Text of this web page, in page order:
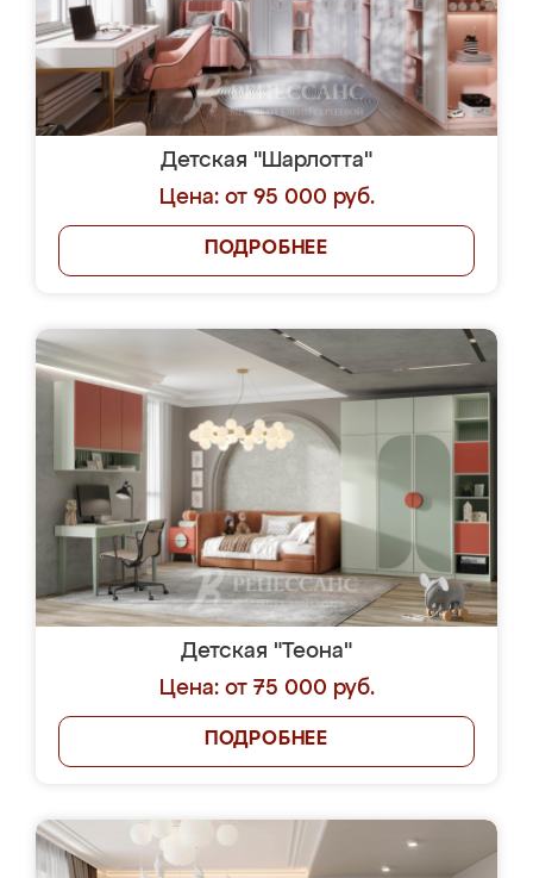
Детская "Шарлотта"
Цена: от 95 000 руб.
ПОДРОБНЕЕ
Детская "Теона"
Цена: от 75 000 руб.
ПОДРОБНЕЕ